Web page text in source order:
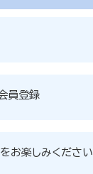
員登録
お楽しみください